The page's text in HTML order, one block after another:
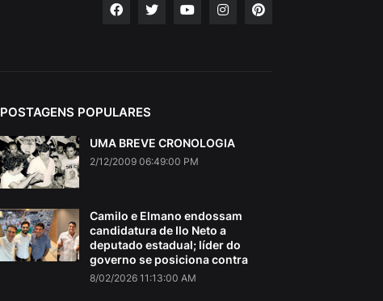
POSTAGENS POPULARES
UMA BREVE CRONOLOGIA
2/12/2009 06:49:00 PM
Camilo e Elmano endossam
candidatura de Ilo Neto a
deputado estadual; líder do
governo se posiciona contra
8/02/2026 11:13:00 AM